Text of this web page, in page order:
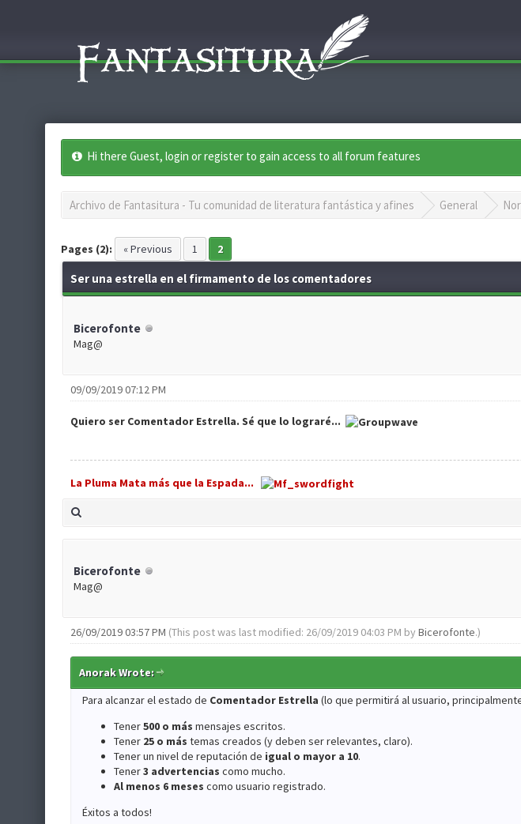
Hi there Guest, login or register to gain access to all forum features
Archivo de Fantasitura - Tu comunidad de literatura fantástica y afines General
Pages (2): « Previous 1 2
Ser una estrella en el firmamento de los comentadores
Bicerofonte
Mag@
09/09/2019 07:12 PM
Quiero ser Comentador Estrella. Sé que lo lograré...
La Pluma Mata más que la Espada...
Bicerofonte
Mag@
26/09/2019 03:57 PM (This post was last modified: 26/09/2019 04:03 PM by Bicerofonte.)
Anorak Wrote:
Para alcanzar el estado de Comentador Estrella (lo que permitirá al usuario,
Tener500 o más mensajes escritos.
Tener 25 o más temas creados (y deben ser relevantes, claro).
Tener un nivel de reputación de igual o mayor a 10.
Tener3 advertencias como mucho.
Al menos 6 meses como usuario registrado.
Éxitos a todos!